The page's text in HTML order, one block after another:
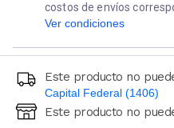
costos de envíos
Ver condiciones
Este producto no
Capital Federal (1406)
Ingresá código postal
Este producto no